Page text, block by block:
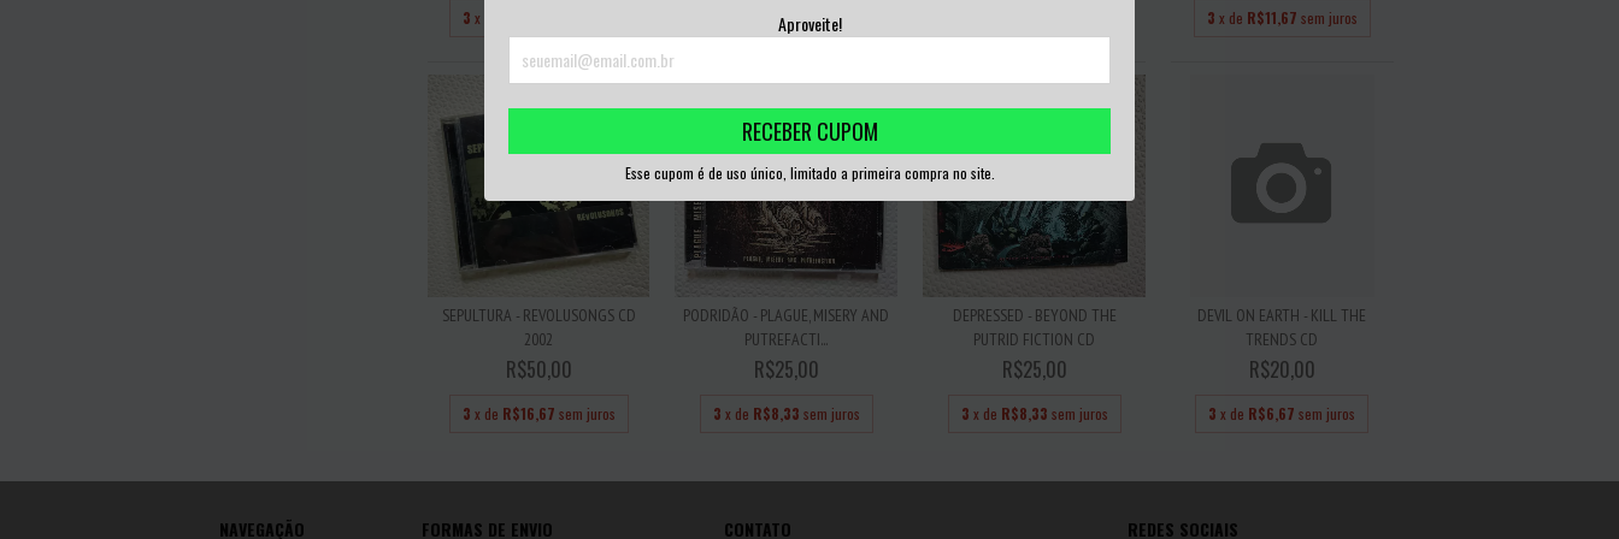
Aproveite!
RECEBER CUPOM
Esse cupom é de uso único, limitado a primeira compra no site.
3 x de R$8,33sem juros 3 x de R$11,67 sem juros
SEPULTURA - REVOLUSONGS CD
2002
R$50,00
3 x de R$16,67 sem juros
PODRIDÃO - PLAGUE, MISERY AND
PUTREFACTI...
R$25,00
3 x de R$8,33 sem juros
DEPRESSED - BEYOND THE
PUTRID FICTION CD
R$25,00
3 x de R$8,33 sem juros
DEVIL ON EARTH - KILL THE
TRENDS CD
R$20,00
3 x de R$6,67 sem juros
NAVEGAÇÃO FORMAS DE ENVIO CONTATO REDES SOCIAIS